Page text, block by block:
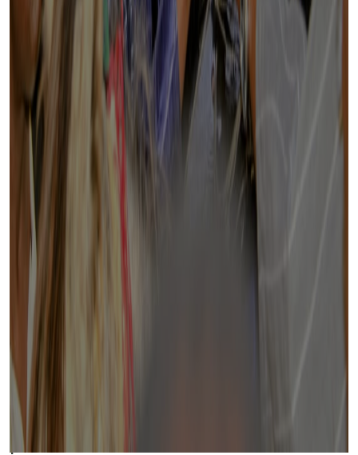
Découvrez nos dernières
publications